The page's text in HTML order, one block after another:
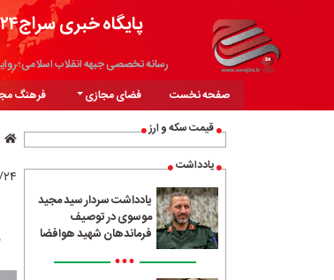
پایگاه خبری سراج۲۴
رسانه تخصصی جبهه انقلاب اسلامی؛
صفحه نخست فضای مجازی فرهنگ
قیمت سکه و ارز
یادداشت
یادداشت سردار سید مجید
موسوی در توصیف
فرماندهان شهید هوافضا
•••